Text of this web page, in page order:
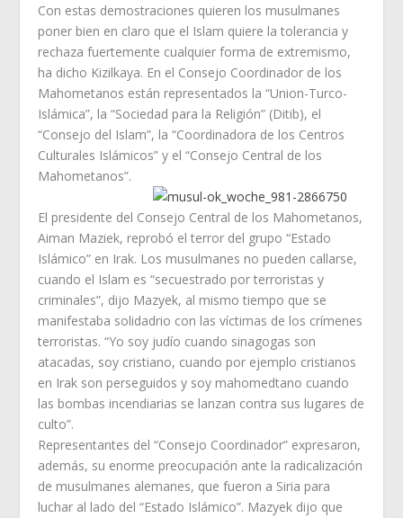
Con estas demostraciones quieren los musulmanes
poner bien en claro que el Islam quiere la tolerancia y
rechaza fuertemente cualquier forma de extremismo,
ha dicho Kizilkaya. En el Consejo Coordinador de los
Mahometanos están representados la “Union-Turco-
Islámica”, la “Sociedad para la Religión” (Ditib), el
“Consejo del Islam”, la “Coordinadora de los Centros
Culturales Islámicos” y el “Consejo Central de los
Mahometanos”.
El presidente del Consejo Central de los Mahometanos,
Aiman Maziek, reprobó el terror del grupo “Estado
Islámico” en Irak. Los musulmanes no pueden callarse,
cuando el Islam es “secuestrado por terroristas y
criminales”, dijo Mazyek, al mismo tiempo que se
manifestaba solidadrio con las víctimas de los crímenes
terroristas. “Yo soy judío cuando sinagogas son
atacadas, soy cristiano, cuando por ejemplo cristianos
en Irak son perseguidos y soy mahomedtano cuando
las bombas incendiarias se lanzan contra sus lugares de
culto”.
Representantes del “Consejo Coordinador” expresaron,
además, su enorme preocupación ante la radicalización
de musulmanes alemanes, que fueron a Siria para
luchar al lado del “Estado Islámico”. Mazyek dijo que